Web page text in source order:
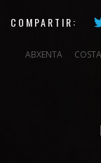
COMPARTIR:
ABXENTA